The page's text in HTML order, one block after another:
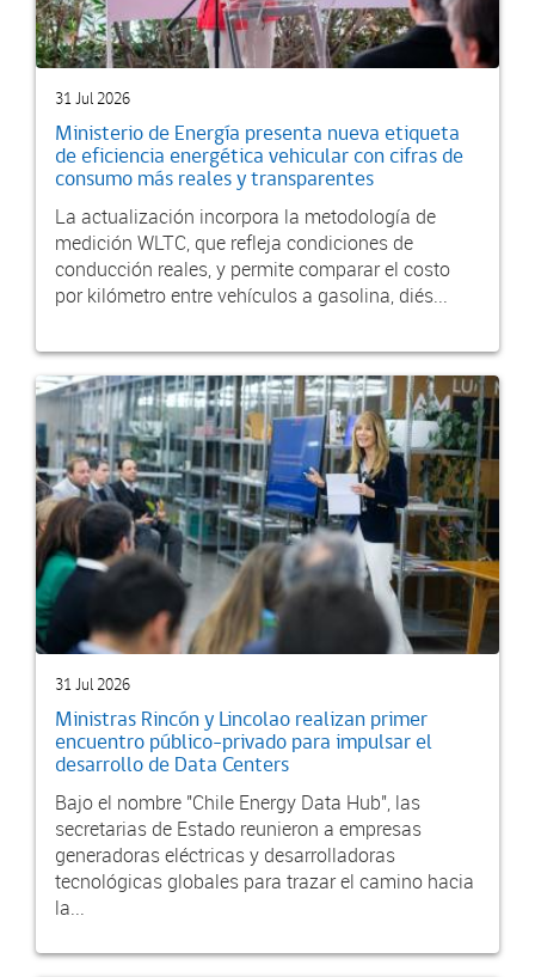
31 Jul 2026
Ministerio de Energía presenta nueva etiqueta
de eficiencia energética vehicular con cifras de
consumo más reales y transparentes
La actualización incorpora la metodología de
medición WLTC, que refleja condiciones de
conducción reales, y permite comparar el costo
por kilómetro entre vehículos a gasolina, diés...
31 Jul 2026
Ministras Rincón y Lincolao realizan primer
encuentro público-privado para impulsar el
desarrollo de Data Centers
Bajo el nombre "Chile Energy Data Hub", las
secretarias de Estado reunieron a empresas
generadoras eléctricas y desarrolladoras
tecnológicas globales para trazar el camino hacia
la...